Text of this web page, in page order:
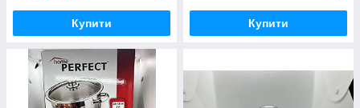
Купити Купити